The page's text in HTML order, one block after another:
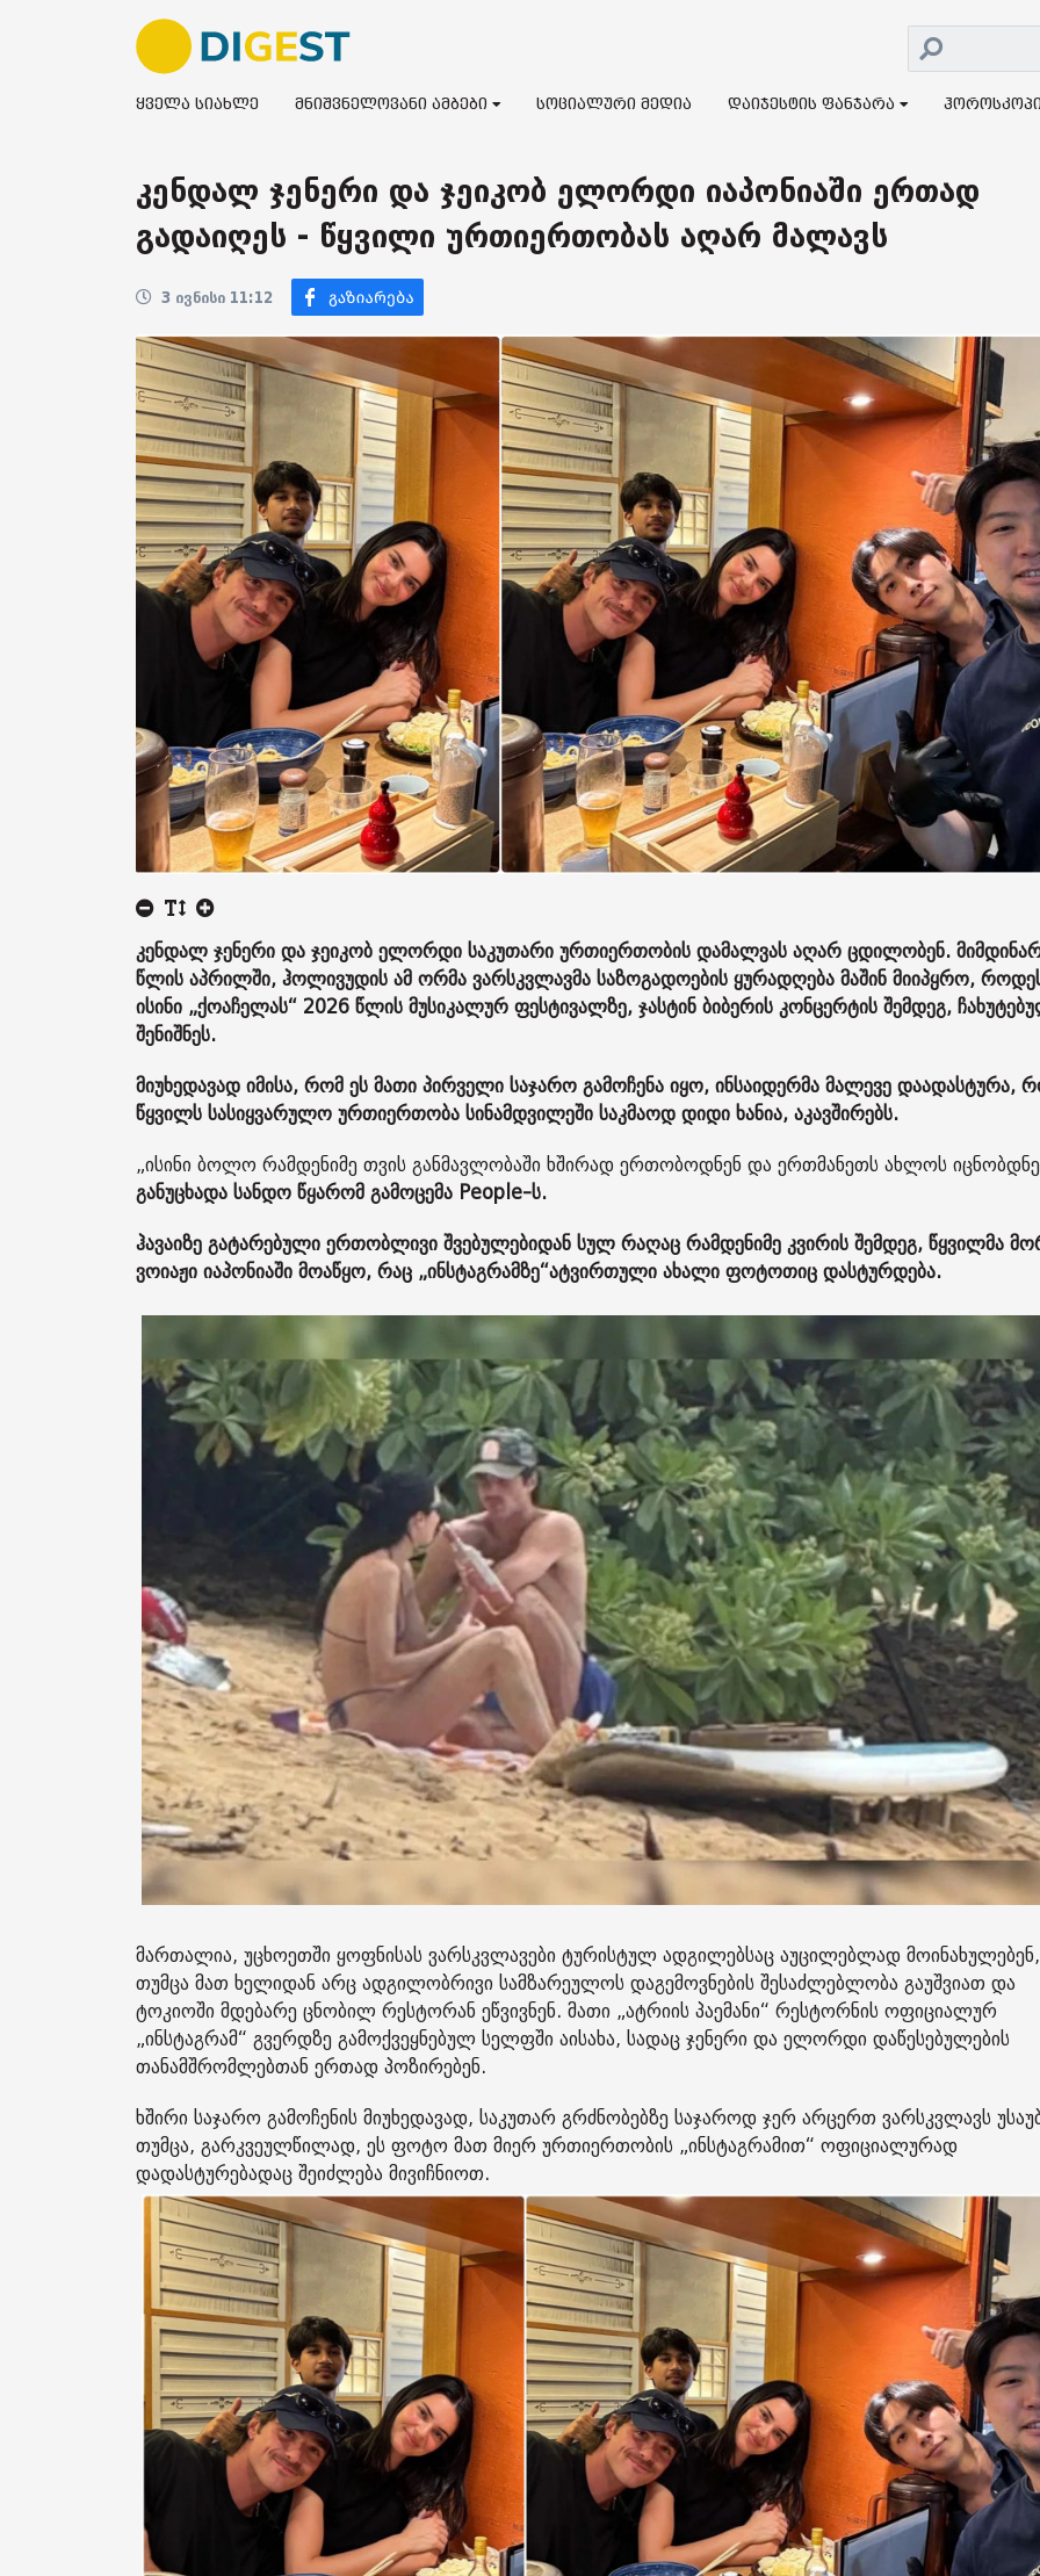
ყველა სიახლე მნიშვნელოვანი ამბები სოციალური მედია დაიჯესტის ფანჯარა
კენდალ ჯენერი და ჯეიკობ ელორდი იაპონიაში ერთად
გადაიღეს - წყვილი ურთიერთობას აღარ მალავს
3 ივნისი 11:12
კენდალ ჯენერი და ჯეიკობ ელორდი საკუთარი ურთიერთობის დამალვას აღარ ცდილობენ.
წლის აპრილში, ჰოლივუდის ამ ორმა ვარსკვლავმა საზოგადოების ყურადღება მაშინ მიიპყრო,
ისინი „ქოაჩელას“ 2026 წლის მუსიკალურ ფესტივალზე, ჯასტინ ბიბერის კონცერტის შემდეგ,
შენიშნეს.
მიუხედავად იმისა, რომ ეს მათი პირველი საჯარო გამოჩენა იყო, ინსაიდერმა მალევე დაადასტურა,
წყვილს სასიყვარულო ურთიერთობა სინამდვილეში საკმაოდ დიდი ხანია, აკავშირებს.
„ისინი ბოლო რამდენიმე თვის განმავლობაში ხშირად ერთობოდნენ და ერთმანეთს ახლოს
განუცხადა სანდო წყარომ გამოცემა People-ს.
ჰავაიზე გატარებული ერთობლივი შვებულებიდან სულ რაღაც რამდენიმე კვირის შემდეგ, წყვილმა
ვოიაჟი იაპონიაში მოაწყო, რაც „ინსტაგრამზე“ატვირთული ახალი ფოტოთიც დასტურდება.
მართალია, უცხოეთში ყოფნისას ვარსკვლავები ტურისტულ ადგილებსაც აუცილებლად მოინახულებენ,
თუმცა მათ ხელიდან არც ადგილობრივი სამზარეულოს დაგემოვნების შესაძლებლობა გაუშვიათ და
ტოკიოში მდებარე ცნობილ რესტორან ეწვივნენ. მათი „ატრიის პაემანი“ რესტორნის ოფიციალურ
„ინსტაგრამ“ გვერდზე გამოქვეყნებულ სელფში აისახა, სადაც ჯენერი და ელორდი დაწესებულების
თანამშრომლებთან ერთად პოზირებენ.
ხშირი საჯარო გამოჩენის მიუხედავად, საკუთარ გრძნობებზე საჯაროდ ჯერ არცერთ ვარსკვლავს
თუმცა, გარკვეულწილად, ეს ფოტო მათ მიერ ურთიერთობის „ინსტაგრამით“ ოფიციალურად
დადასტურებადაც შეიძლება მივიჩნიოთ.